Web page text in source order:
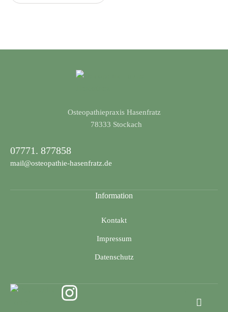
Osteopathiepraxis Hasenfratz
​78333 Stockach
07771. 877858
mail@osteopathie-hasenfratz.de
Information
Kontakt
Impressum
Datenschutz